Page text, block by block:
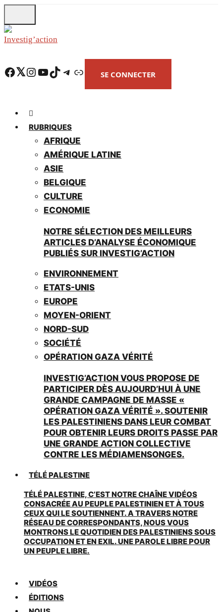
to
main
Facebook Twitter Instagram YouTube TikTok Telegram Lien SE CONNECTER
RUBRIQUES
AFRIQUE
AMÉRIQUE LATINE
ASIE
BELGIQUE
CULTURE
ECONOMIE
NOTRE SÉLECTION DES MEILLEURS
ARTICLES D’ANALYSE ÉCONOMIQUE
PUBLIÉS SUR INVESTIG’ACTION
ENVIRONNEMENT
ETATS-UNIS
EUROPE
MOYEN-ORIENT
NORD-SUD
SOCIÉTÉ
OPÉRATION GAZA VÉRITÉ
INVESTIG’ACTION VOUS PROPOSE DE
PARTICIPER DÈS AUJOURD’HUI À UNE
GRANDE CAMPAGNE DE MASSE «
OPÉRATION GAZA VÉRITÉ ». SOUTENIR
LES PALESTINIENS DANS LEUR COMBAT
POUR OBTENIR LEURS DROITS PASSE PAR
UNE GRANDE ACTION COLLECTIVE
CONTRE LES MÉDIAMENSONGES.
TÉLÉ PALESTINE
TÉLÉ PALESTINE, C’EST NOTRE CHAÎNE VIDÉOS
CONSACRÉE AU PEUPLE PALESTINIEN ET À TOUS
CEUX QUI LE SOUTIENNENT. A TRAVERS NOTRE
RÉSEAU DE CORRESPONDANTS, NOUS VOUS
MONTRONS LE QUOTIDIEN DES PALESTINIENS SOUS
OCCUPATION ET EN EXIL. UNE PAROLE LIBRE POUR
UN PEUPLE LIBRE.
VIDÉOS
ÉDITIONS